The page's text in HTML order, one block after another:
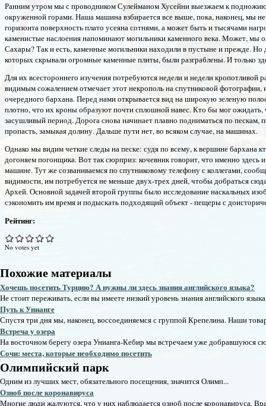
Ранним утром мы с проводником Сулейманом Хусейни выезжаем к
окруженной горами. Наша машина взбирается все выше, пока, наконец, мы
горизонта поверхность плато усеяна сотнями, а может быть и тысячами
каменистые наслоения напоминают могильники каменного века. Может, мы
Сахары? Так и есть, каменные могильники находили в пустыне и прежде.
которых скрывали огромные каменные плиты, были разграблены. И только
Для их всестороннего изучения потребуются недели и недели
видимым сожалением отмечает этот некрополь на спутниковой
очередного бархана. Перед нами открывается вид на широкую зеленую
плотно, что их кроны образуют почти сплошной навес. Кто бы мог
засушливый период. Дорога снова начинает плавно подниматься по пескам,
пропасть, замыкая долину. Дальше пути нет, во всяком случае, на машинах.
Однако мы видим четкие следы на песке: судя по всему, к вершине бархана
догоняем погонщика. Вот так сюрприз: кочевник говорит, что именно
машине. Тут же созваниваемся по спутниковому телефону с коллегами,
видимости, им потребуется не меньше двух-трех дней, чтобы добраться
Архей. Основной задачей второй группы было исследование наскальных
сэкономить им время и подыскать подходящий объект - пещеры с
Рейтинг:
No votes yet
Похожие материалы
Хочешь посетить Турцию? А нужны ли здесь знания английского языка?
Не стоит переживать, если вы имеете низкий уровень знания английского
Путь к Унианге
Спустя три дня мы, наконец, воссоединяемся с группой Крепелина. Наши
Встреча у озера
На восточном берегу озера Унианга-Кебир мы встречаем уже добравшуюся
Сочи: места, которые необходимо посетить
Олимпийский парк
Одним из лучших мест, обязательного посещения, значится Олимп...
Озноб после коронавируса
Многие люди жалуются, что у них наблюдается озноб после коронавируса.